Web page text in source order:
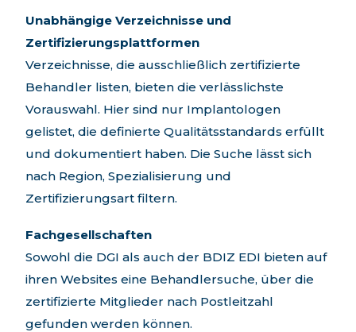
Unabhängige Verzeichnisse und
Zertifizierungsplattformen
Verzeichnisse, die ausschließlich zertifizierte
Behandler listen, bieten die verlässlichste
Vorauswahl. Hier sind nur Implantologen
gelistet, die definierte Qualitätsstandards erfüllt
und dokumentiert haben. Die Suche lässt sich
nach Region, Spezialisierung und
Zertifizierungsart filtern.
Fachgesellschaften
Sowohl die DGI als auch der BDIZ EDI bieten auf
ihren Websites eine Behandlersuche, über die
zertifizierte Mitglieder nach Postleitzahl
gefunden werden können.